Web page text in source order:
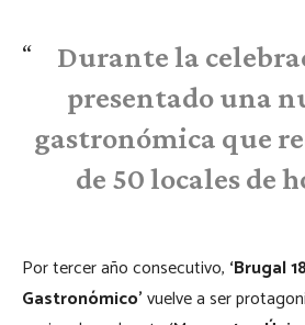
Durante la
presentadouna
gastronómica que
de 50 locales de
Por tercer año consecutivo, ‘Brugal
Gastronómico’vuelve a ser